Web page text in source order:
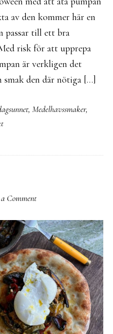
av den kommer här en
passar till ett bra
risk för att upprepa
är verkligen det
smak den där nötiga […]
, Medelhavssmaker,
Comment